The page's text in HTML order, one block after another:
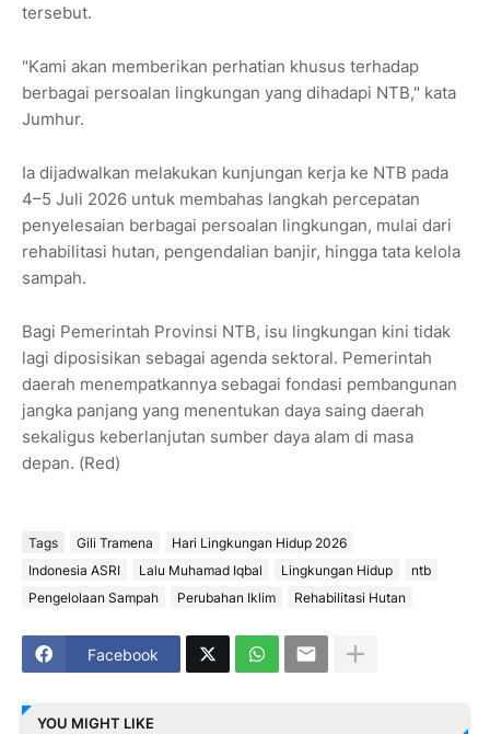
tersebut.
"Kami akan memberikan perhatian khusus terhadap
berbagai persoalan lingkungan yang dihadapi NTB," kata
Jumhur.
Ia dijadwalkan melakukan kunjungan kerja ke NTB pada
4–5 Juli 2026 untuk membahas langkah percepatan
penyelesaian berbagai persoalan lingkungan, mulai dari
rehabilitasi hutan, pengendalian banjir, hingga tata kelola
sampah.
Bagi Pemerintah Provinsi NTB, isu lingkungan kini tidak
lagi diposisikan sebagai agenda sektoral. Pemerintah
daerah menempatkannya sebagai fondasi pembangunan
jangka panjang yang menentukan daya saing daerah
sekaligus keberlanjutan sumber daya alam di masa
depan. (Red)
Tags Gili Tramena
Hari Lingkungan Hidup 2026
Indonesia ASRI
Lalu Muhamad Iqbal Lingkungan Hidup
ntb
Pengelolaan Sampah
Perubahan Iklim Rehabilitasi Hutan
Facebook
YOU MIGHT LIKE